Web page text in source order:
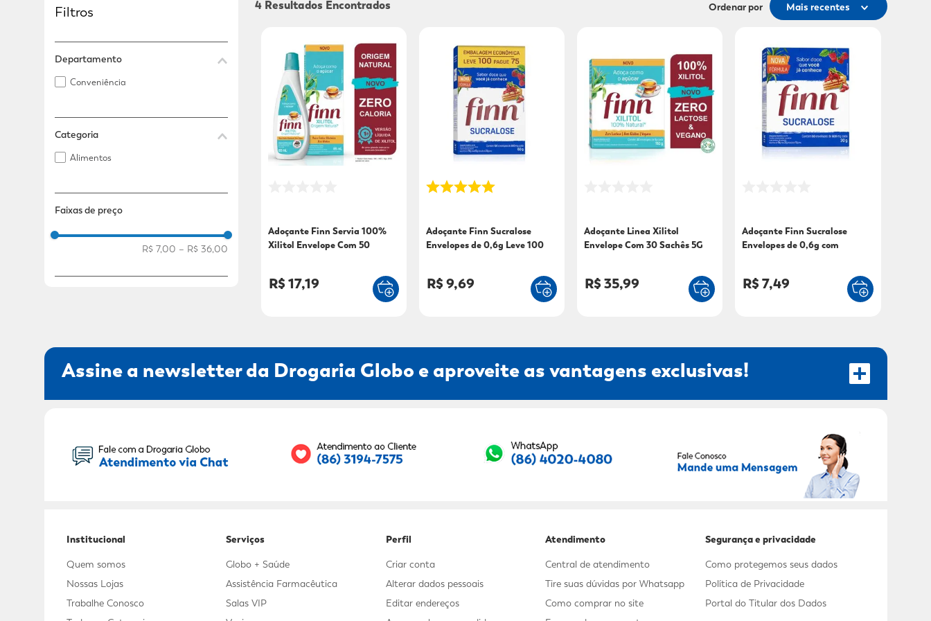
9º
sabonete líquido
Adicional
Filtros
Departamento
Conveniência
Categoria
Alimentos
Faixas de preço
R$ 7,00 – R$ 36,00
4 Ordenar por Mais recentes
Adoçante Finn Servia 100%
Xilitol Envelope Com 50
R$ 17,19
Adoçante Finn Sucralose
Envelopes de 0,6g Leve 100
R$ 9,69
Adoçante Linea Xilitol
Envelope Com 30 Sachês 5G
R$ 35,99
Adoçante Finn Sucralose
Envelopes de 0,6g com
R$ 7,49
Assine a newsletter da Drogaria Globo e aproveite as vantagens exclusivas!
RECEBER OFERTAS EXCLUSIVAS!
Institucional
Quem somos
Nossas Lojas
Trabalhe Conosco
Serviços
Globo + Saúde
Assistência Farmacêutica
Salas VIP
Perfil
Criar conta
Alterar dados pessoais
Editar endereços
Atendimento
Central de atendimento
Tire suas dúvidas por Whatsapp
Como comprar no site
Segurança e privacidade
Como protegemos seus dados
Política de Privacidade
Portal do Titular dos Dados